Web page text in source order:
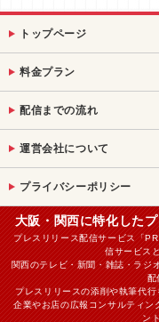
トップページ
料金プラン
配信までの流れ
運営会社について
プライバシーポリシー
大阪・関西に特化した
プレスリリース配信サービス「
信サービス
関西のテレビ・新聞・雑誌・ラジ
配
プレスリリースの添削や執筆代
企業やお店の広報コンサルティ
ン